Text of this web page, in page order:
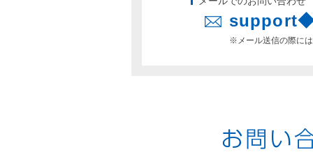
※メール送信の際に